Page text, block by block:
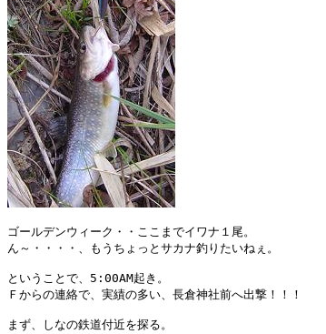
ゴールデンウィーク・・ここまでイワナ１尾。
ん～・・・・、もうちょっとサカナ釣りたいねぇ。
ということで、5:00AM起き。
Ｆからの連絡で、実績の多い、長倉神社前へ出撃！！！
まず、しなの鉄道付近を探る。